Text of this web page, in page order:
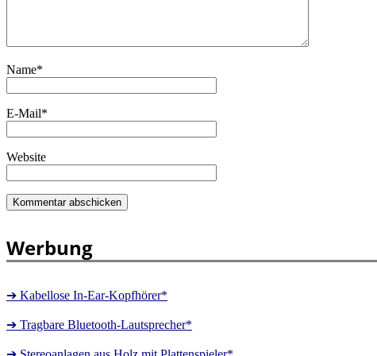
Name*
E-Mail*
Website
Werbung
➔ Kabellose In-Ear-Kopfhörer*
➔ Tragbare Bluetooth-Lautsprecher*